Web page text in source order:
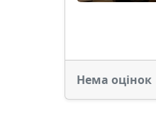
Нема оцінок